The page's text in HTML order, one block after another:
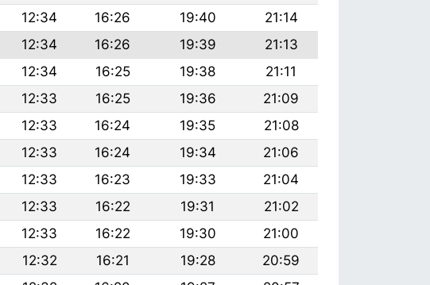
12:34 16:26 19:40
21:14
12:34 16:26 19:39
21:13
12:34 16:25 19:38
21:11
12:33 16:25 19:36
21:09
12:33 16:24 19:35
21:08
12:33 16:24 19:34
21:06
12:33 16:23 19:33
21:04
12:33 16:22 19:31
21:02
12:33 16:22 19:30
21:00
12:32 16:21 19:28
20:59